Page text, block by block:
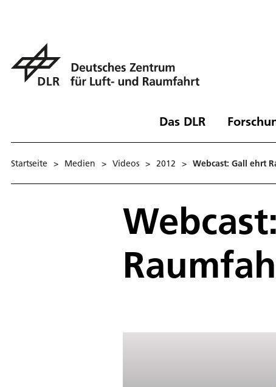
Das DLR
Startseite > Medien > Videos > 2012 > Webcast: Gall ehrt